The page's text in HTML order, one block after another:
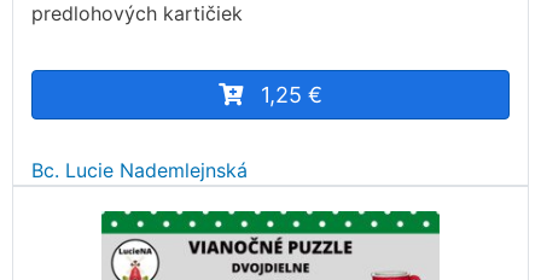
predlohových kartičiek
1,25 €
Bc. Lucie Nademlejnská